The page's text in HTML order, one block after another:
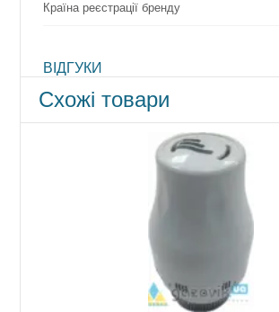
Країна реєстрації бренду
ВІДГУКИ
Схожі товари